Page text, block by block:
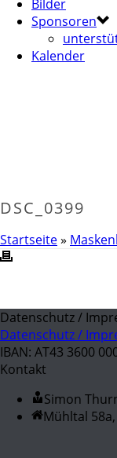
Bilder
Sponsoren
Kalender
DSC_0399
Startseite»
Datenschutz /
Datenschutz /
IBAN: AT43 3600
Kontakt
Simon
Mühltal